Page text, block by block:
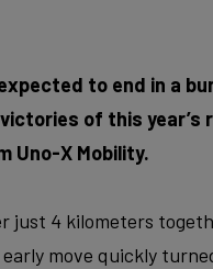
to end in a
of this year’s
Uno-X Mobility.
just 4 kilometers
move quickly